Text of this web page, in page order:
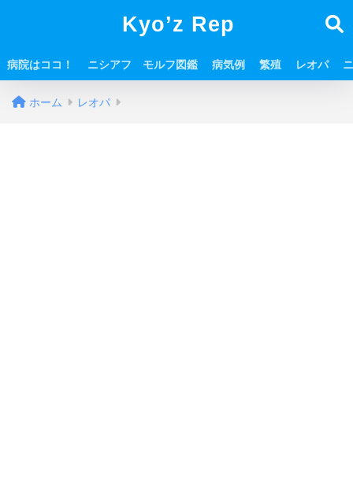
Kyo’z Rep
病院はココ！ ニシアフ モルフ図鑑 病気例 繁殖 レオパ
ホーム レオパ